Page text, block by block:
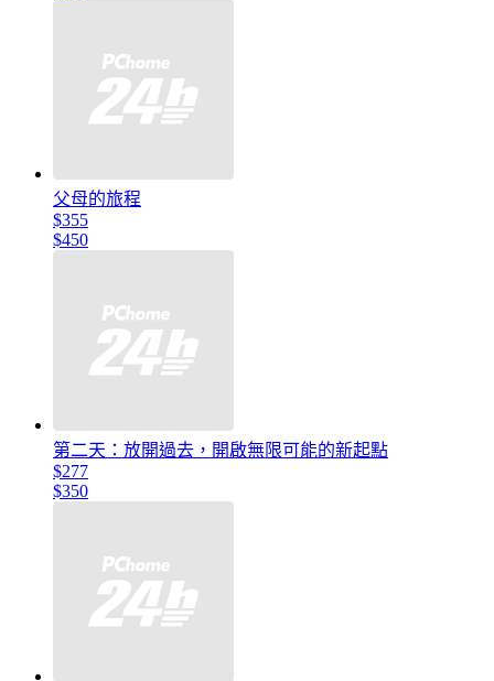
父母的旅程
$355
$450
第二天：放開過去，開啟無限可能的新起點
$277
$350